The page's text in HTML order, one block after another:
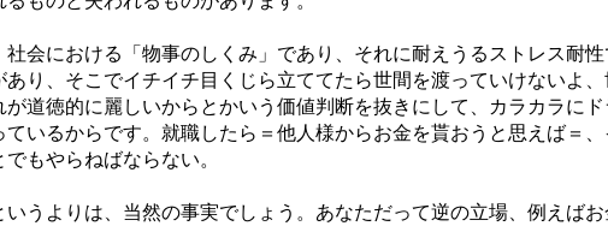
会における「物事のしくみ」であり、それに耐えうるストレス耐
り、そこでイチイチ目くじら立ててたら世間を渡っていけないよ
道徳的に麗しいからとかいう価値判断を抜きにして、カラカラに
いるからです。就職したら＝他人様からお金を貰おうと思えば＝
もやらねばならない。
うよりは、当然の事実でしょう。あなただって逆の立場、例えば